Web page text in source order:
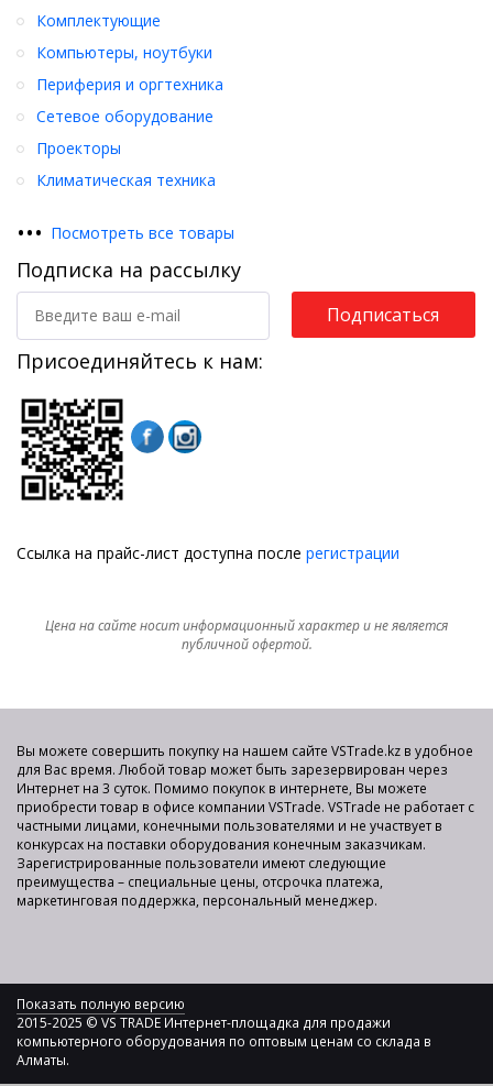
Комплектующие
Компьютеры, ноутбуки
Периферия и оргтехника
Сетевое оборудование
Проекторы
Климатическая техника
••• Посмотреть все товары
Подписка на рассылку
Подписаться
Присоединяйтесь к нам:
Ссылка на прайс-лист доступна после регистрации
Цена на сайте носит информационный характер и не является
публичной офертой.
Вы можете совершить покупку на нашем сайте VSTrade.kz в удобное
для Вас время. Любой товар может быть зарезервирован через
Интернет на 3 суток. Помимо покупок в интернете, Вы можете
приобрести товар в офисе компании VSTrade. VSTrade не работает с
частными лицами, конечными пользователями и не участвует в
конкурсах на поставки оборудования конечным заказчикам.
Зарегистрированные пользователи имеют следующие
преимущества – специальные цены, отсрочка платежа,
маркетинговая поддержка, персональный менеджер.
Показать полную версию
2015-2025 © VS TRADE Интернет-площадка для продажи
компьютерного оборудования по оптовым ценам со склада в
Алматы.